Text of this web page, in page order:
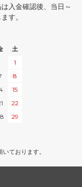
入金確認後、当日～
す。
土
1
8
15
22
29
ております。